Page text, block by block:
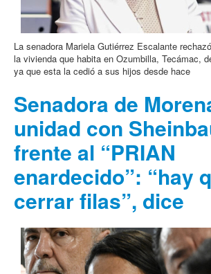
La senadora Mariela Gutiérrez Escalante
la vivienda que habita en Ozumbilla, Tecámac,
ya que esta la cedió a sus hijos desde hace
Senadora de
unidad con
frente al “PRIAN
enardecido”: “hay
cerrar filas”, dice